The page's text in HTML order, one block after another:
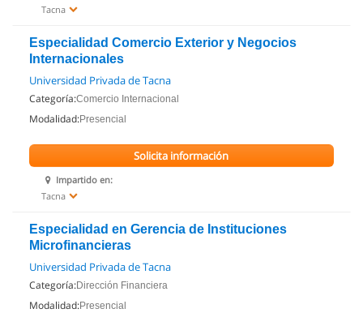
Tacna
Especialidad Comercio Exterior y Negocios
Internacionales
Universidad Privada de Tacna
Categoría:Comercio Internacional
Modalidad:Presencial
Impartido en:
Tacna
Solicita información
Especialidad en Gerencia de Instituciones
Microfinancieras
Universidad Privada de Tacna
Categoría:Dirección Financiera
Modalidad:Presencial